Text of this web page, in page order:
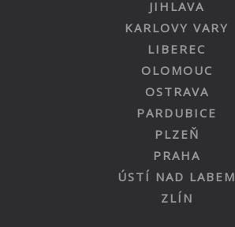
JIHLAVA
KARLOVY VARY
LIBEREC
OLOMOUC
OSTRAVA
PARDUBICE
PLZEŇ
PRAHA
ÚSTÍ NAD LABEM
ZLÍN